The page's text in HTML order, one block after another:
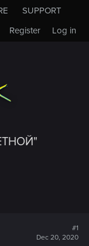
SUPPORT
Log in
Register
#1
Dec 20, 2020